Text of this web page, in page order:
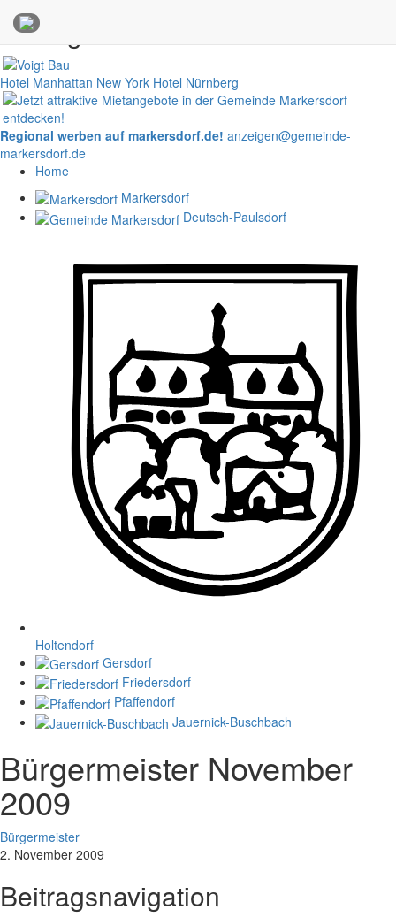
Anzeigen
Hotel Manhattan New York Hotel Nürnberg
Regional werben auf markersdorf.de! anzeigen@gemeinde-
markersdorf.de
Home
Markersdorf
Deutsch-Paulsdorf
Holtendorf
Gersdorf
Friedersdorf
Pfaffendorf
Jauernick-Buschbach
Bürgermeister November
2009
Bürgermeister
2. November 2009
Beitragsnavigation